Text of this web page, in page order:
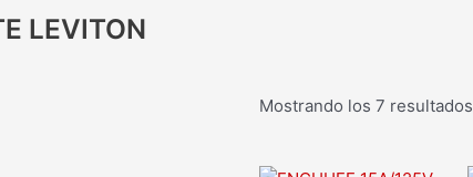
LEVITON
Mostrando los 7 resultados